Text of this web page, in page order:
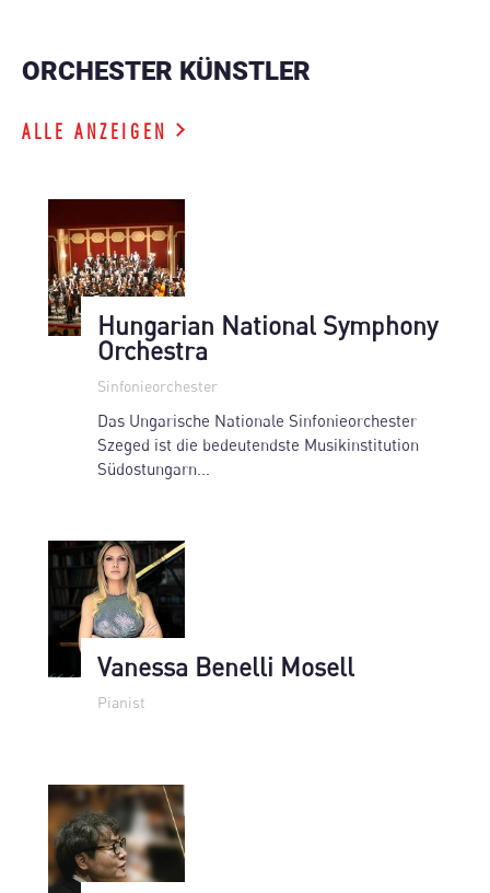
ORCHESTER KÜNSTLER
ALLE ANZEIGEN
Hungarian National Symphony
Orchestra
Sinfonieorchester
Das Ungarische Nationale Sinfonieorchester
Szeged ist die bedeutendste Musikinstitution
Südostungarn...
Vanessa Benelli Mosell
Pianist